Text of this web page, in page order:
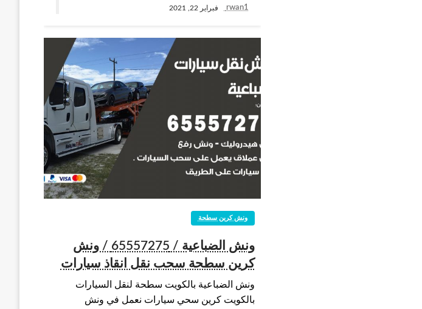
rwan1 فبراير 22, 2021
ونش كرين سطحة
ونش الضباعية / 65557275 / ونش
كرين سطحة سحب نقل انقاذ سيارات
ونش الضباعية بالكويت سطحة لنقل السيارات
بالكويت كرين سحي سيارات نعمل في ونش